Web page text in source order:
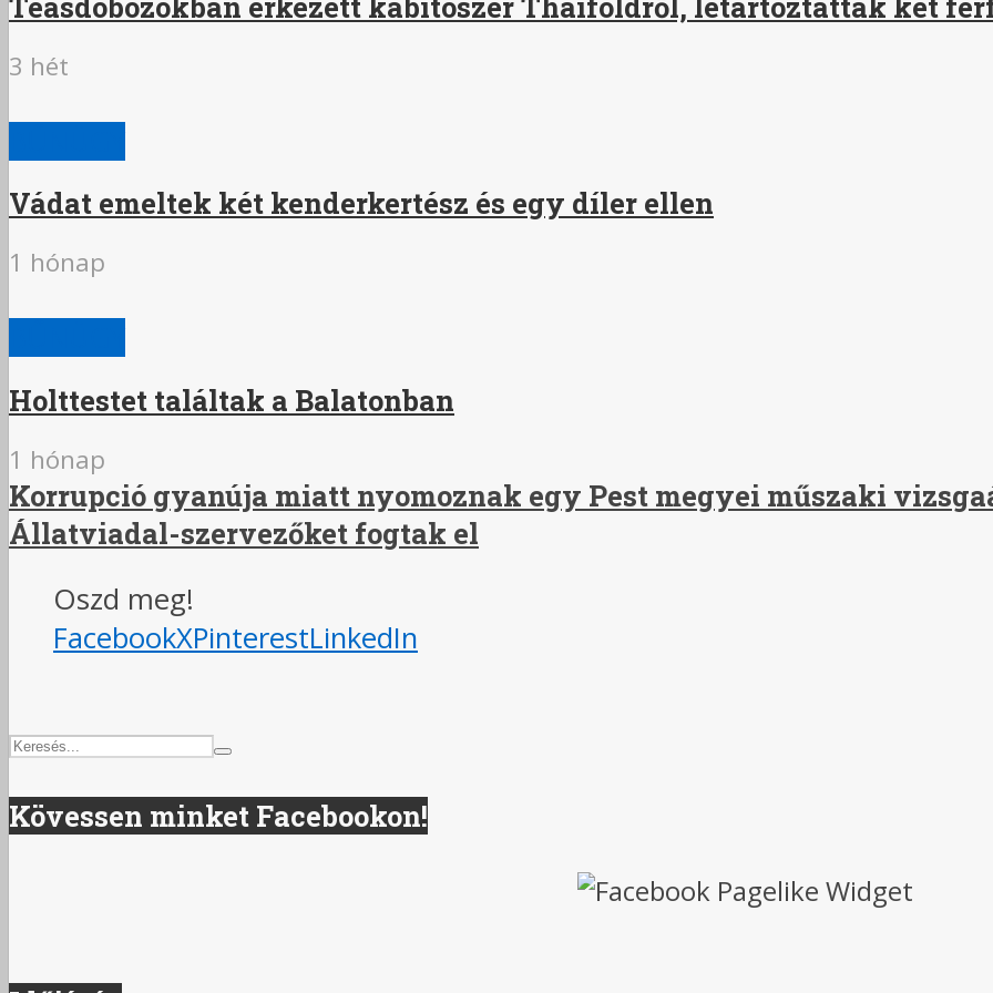
3 hét
Vádat emeltek két kenderkertész és egy díler ellen
1 hónap
Holttestet találtak a Balatonban
1 hónap
Korrupció gyanúja miatt nyomoznak egy Pest megyei műszaki
Állatviadal-szervezőket fogtak el
Oszd meg!
FacebookXPinterestLinkedIn
Kövessen minket Facebookon!